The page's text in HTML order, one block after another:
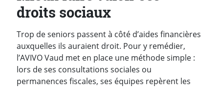
droits sociaux
Trop de seniors passent à côté d’aides financières
auxquelles ils auraient droit. Pour y remédier,
l’AVIVO Vaud met en place une méthode simple :
lors de ses consultations sociales ou
permanences fiscales, ses équipes repèrent les